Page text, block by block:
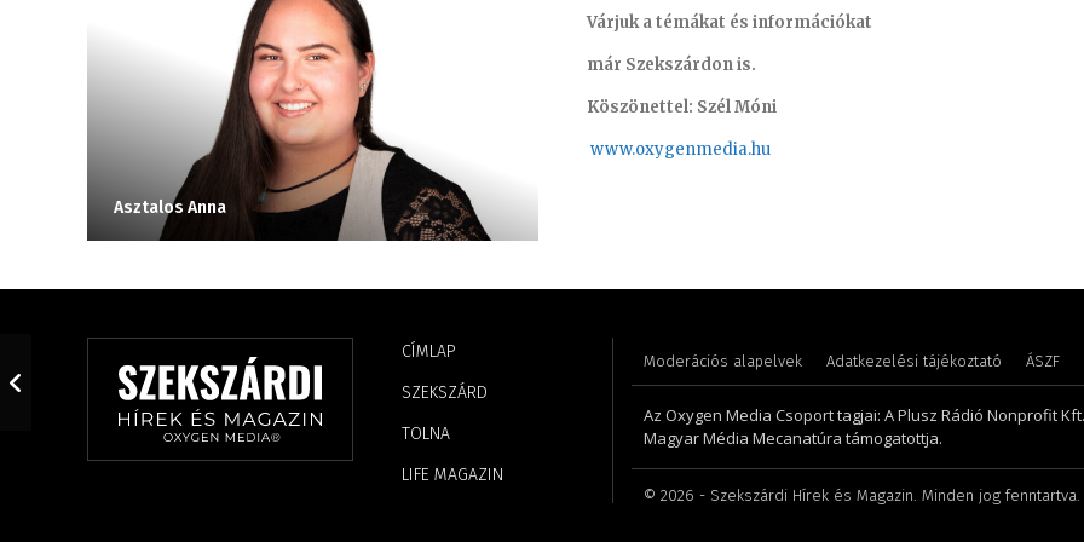
Asztalos Anna
Várjuk a témákat és információkat
már Szekszárdon is.
Köszönettel: Szél Móni
www.oxygenmedia.hu
CÍMLAP
SZEKSZÁRD
TOLNA
LIFE MAGAZIN
Moderációs alapelvek Adatkezelési tájékoztató ÁSZF
Az Oxygen Media Csoport tagjai: A Plusz Rádió Nonprofit
Magyar Média Mecanatúra támogatottja.
© 2026 - Szekszárdi Hírek és Magazin. Minden jog fenntartva.